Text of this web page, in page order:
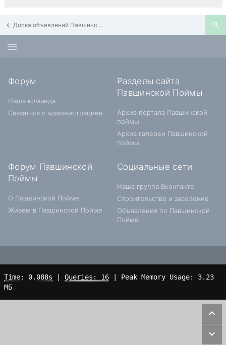
Доска объявлений Павшинской Поймы
Форум
Наша команда
Связаться с администрацией
Разделы сайта
Павшинской Поймы
Архив портала Павшинской
поймы
Архив галереи Павшинской
поймы
Форум Павшинской
Поймы
О Павшинской Пойме
Живем в Павшинской Пойме
Социальные сети
Наша группа Вконтакте
Строительство и заселение
Объявления по Павшинской
Пойме
Time: 0.088s Queries: 16 | Peak Memory Usage: 3.23
МБ